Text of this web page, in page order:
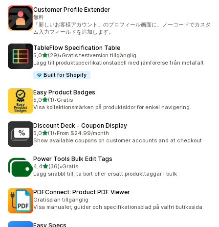
Customer Profile Extender
無料
「新しいお客様アカウント」のプロフィール画面に、ノーコードでカスタ
ム入力フィールドを追加します。
TableFlow Specification Table
5,0av 5 stjärnor
(29)
29 recensioner totalt
•Gratis testversion tillgänglig
Lägg till produktspecifikationstabell med jämförelse från metafält
Built for Shopify
Easy Product Badges
5,0av 5 stjärnor
(1)
1 recensioner totalt
•Gratis
Visa kollektionsmärken på produktsidor för enkel navigering.
Discount Deck ‑ Coupon Display
5,0av 5 stjärnor
(1)
1 recensioner totalt
•From $24.99/month
Show available coupons on customer accounts and at checkout
Power Tools Bulk Edit Tags
4,4av 5 stjärnor
(36)
36 recensioner totalt
•Gratis
Lägg snabbt till, ta bort eller ersätt produkttaggar i bulk
PDFConnect: Product PDF Viewer
Gratisplan tillgänglig
Visa manualer, guider och specifikationsblad på valfri butikssida.
Easy Specs